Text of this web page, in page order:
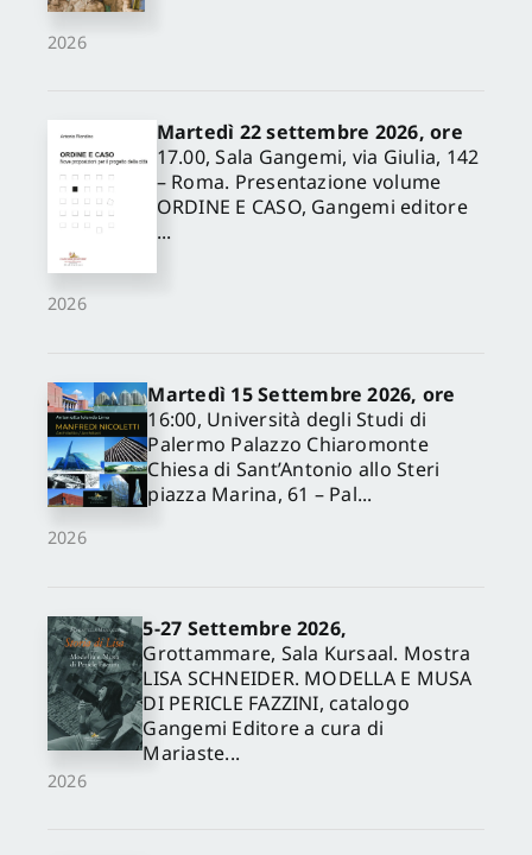
2026
2026
Martedì 22 settembre 2026, ore
17.00, Sala Gangemi, via Giulia, 142
– Roma. Presentazione volume
ORDINE E CASO, Gangemi editore
...
2026
Martedì 15 Settembre 2026, ore
16:00, Università degli Studi di
Palermo Palazzo Chiaromonte
Chiesa di Sant’Antonio allo Steri
piazza Marina, 61 – Pal...
2026
5-27 Settembre 2026,
Grottammare, Sala Kursaal. Mostra
LISA SCHNEIDER. MODELLA E MUSA
DI PERICLE FAZZINI, catalogo
Gangemi Editore a cura di
Mariaste...